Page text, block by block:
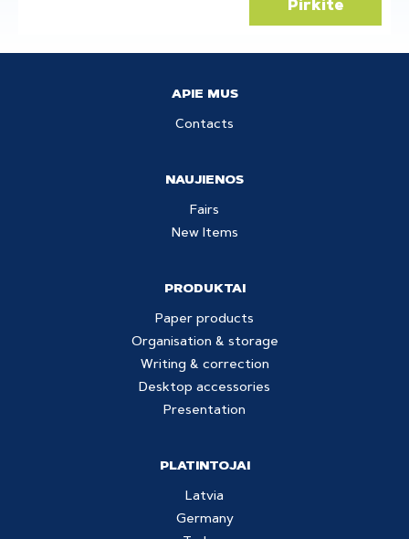
Pirkite
APIE MUS
Contacts
NAUJIENOS
Fairs
New Items
PRODUKTAI
Paper products
Organisation & storage
Writing & correction
Desktop accessories
Presentation
PLATINTOJAI
Latvia
Germany